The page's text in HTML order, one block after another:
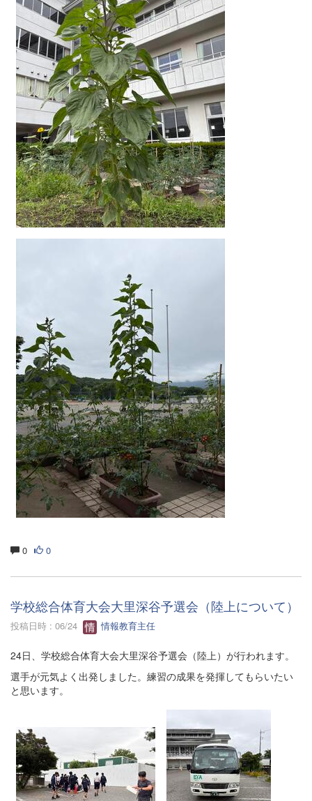
0 0
学校総合体育大会大里深谷予選会（陸上について）
投稿日時 : 06/24 情報教育主任
24日、学校総合体育大会大里深谷予選会（陸上）が行われます。
選手が元気よく出発しました。練習の成果を発揮してもらいたい
と思います。